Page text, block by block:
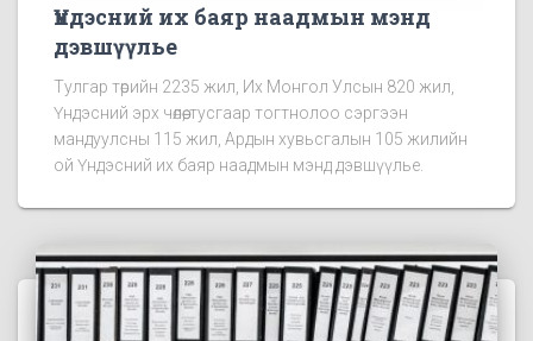
Үндэсний их баяр наадмын мэнд
дэвшүүлье
Тулгар төрийн 2235 жил, Их Монгол Улсын 820 жил,
Үндэсний эрх чөлөө, тусгаар тогтнолоо сэргээн
мандуулсны 115 жил, Ардын хувьсгалын 105 жилийн
ой Үндэсний их баяр наадмын мэнд дэвшүүлье.